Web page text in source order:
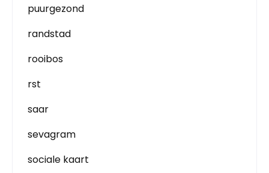
puurgezond
randstad
rooibos
rst
saar
sevagram
sociale kaart